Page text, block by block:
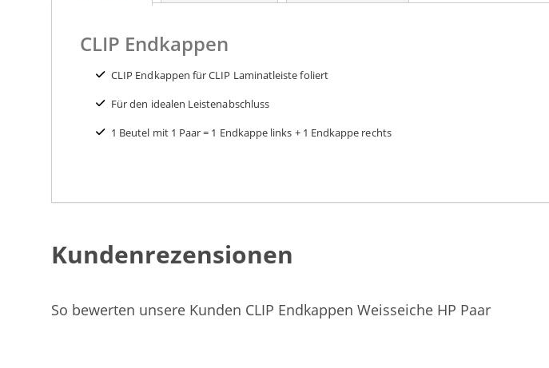
CLIP Endkappen
CLIP Endkappen für CLIP Laminatleiste foliert
Für den idealen Leistenabschluss
1 Beutel mit 1 Paar = 1 Endkappe links + 1 Endkappe rechts
Kundenrezensionen
So bewerten unsere Kunden CLIP Endkappen Weisseiche HP Paar